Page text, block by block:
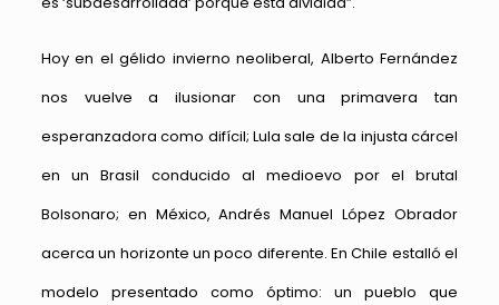
Hoy en el gélido invierno neoliberal, Alberto Fernández
nos vuelve a ilusionar con una primavera tan
esperanzadora como difícil; Lula sale de la injusta cárcel
en un Brasil conducido al medioevo por el brutal
Bolsonaro; en México, Andrés Manuel López Obrador
acerca un horizonte un poco diferente. En Chile estalló el
modelo presentado como óptimo: un pueblo que